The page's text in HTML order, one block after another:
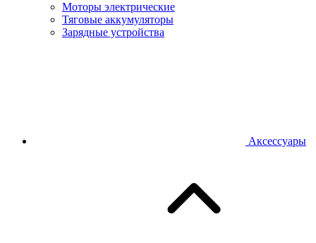
Моторы электрические
Тяговые аккумуляторы
Зарядные устройства
Аксессуары